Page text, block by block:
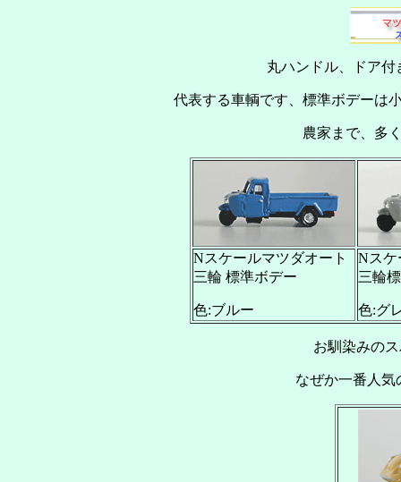
丸ハンドル、ドア
代表する車輌です、標準ボデーは
農家まで、多
Nスケールマツダオート
三輪 標準ボデー
色:ブルー
Nスケ
三輪
色:グ
お馴染みの
なぜか一番人気